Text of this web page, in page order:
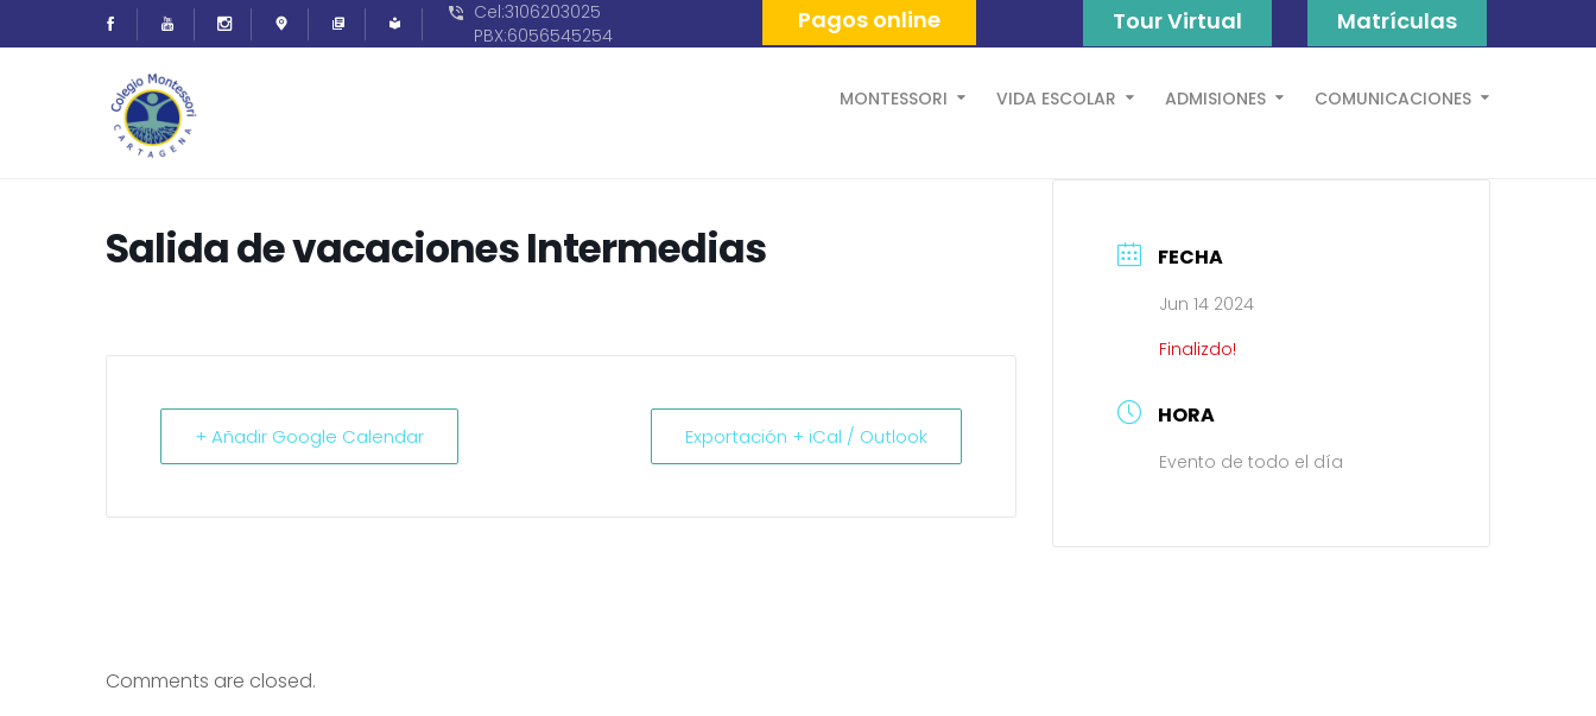
Cel:3106203025
PBX:6056545254
Pagos online Matrículas
Tour Virtual
MONTESSORI VIDA ESCOLAR ADMISIONES COMUNICACIONES
Salida de vacaciones Intermedias
+ Añadir Google Calendar Exportación + iCal / Outlook
FECHA
Jun 14 2024
Finalizdo!
HORA
Evento de todo el día
Comments are closed.